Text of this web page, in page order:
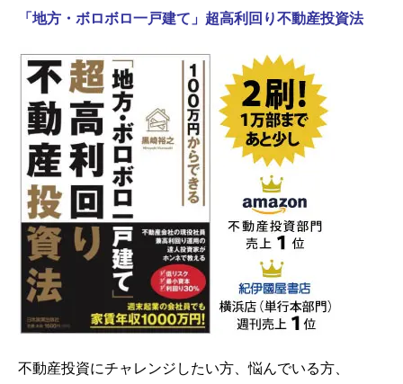
「地方・ボロボロ一戸建て」超高利回り不動産投資法
不動産投資にチャレンジしたい方、悩んでいる方、